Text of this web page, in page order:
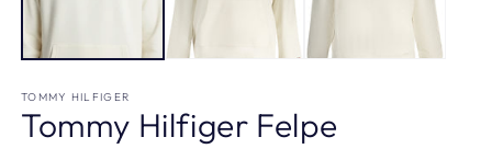
TOMMY HILFIGER
Tommy Hilfiger Felpe